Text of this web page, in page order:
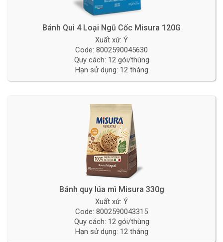
Bánh Qui 4 Loại Ngũ Cốc Misura 120G
Xuất xứ: Ý
Code: 8002590045630
Quy cách: 12 gói/thùng
Hạn sử dụng: 12 tháng
Bánh quy lúa mì Misura 330g
Xuất xứ: Ý
Code: 8002590043315
Quy cách: 12 gói/thùng
Hạn sử dụng: 12 tháng